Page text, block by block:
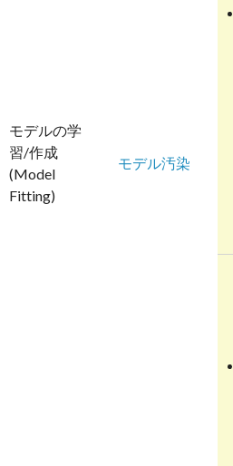
モデルの学
習/作成
(Model
Fitting)
モデル汚染